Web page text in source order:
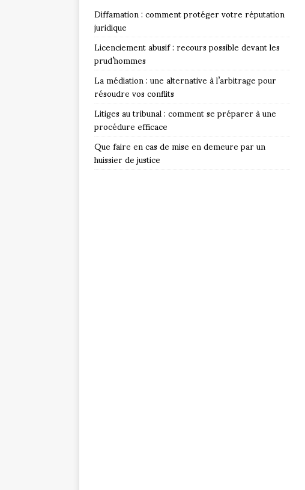
Diffamation : comment protéger votre réputation
juridique
Licenciement abusif : recours possible devant les
prud’hommes
La médiation : une alternative à l’arbitrage pour
résoudre vos conflits
Litiges au tribunal : comment se préparer à une
procédure efficace
Que faire en cas de mise en demeure par un
huissier de justice